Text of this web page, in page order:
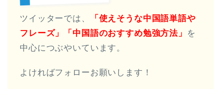
ツイッターでは、
「使えそうな中国語単語や
フレーズ」「中国語のおすすめ勉強方法 」
を
中心につぶやいています。
よければフォローお願いします！